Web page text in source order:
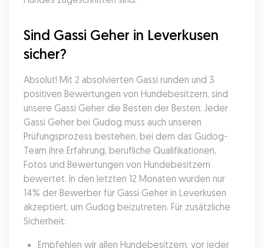
Sind Gassi Geher in Leverkusen
sicher?
Absolut! Mit 2 absolvierten Gassi runden und 3
positiven Bewertungen von Hundebesitzern, sind
unsere Gassi Geher die Besten der Besten. Jeder
Gassi Geher bei Gudog muss auch unseren
Prüfungsprozess bestehen, bei dem das Gudog-
Team ihre Erfahrung, berufliche Qualifikationen,
Fotos und Bewertungen von Hundebesitzern
bewertet. In den letzten 12 Monaten wurden nur
14% der Bewerber für Gassi Geher in Leverkusen
akzeptiert, um Gudog beizutreten. Für zusätzliche
Sicherheit:
Empfehlen wir allen Hundebesitzern, vor jeder